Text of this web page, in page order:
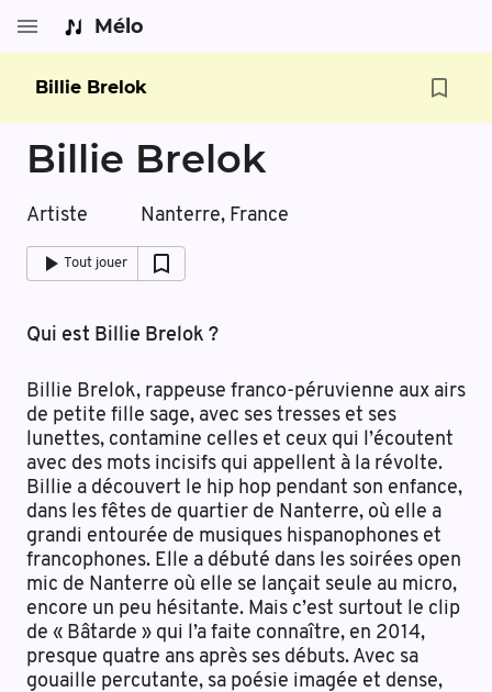
Mélo
Billie Brelok
Billie Brelok
Artiste Nanterre, France
Tout jouer
Qui est Billie Brelok ?
Billie Brelok, rappeuse franco-péruvienne aux airs
de petite fille sage, avec ses tresses et ses
lunettes, contamine celles et ceux qui l’écoutent
avec des mots incisifs qui appellent à la révolte.
Billie a découvert le hip hop pendant son enfance,
dans les fêtes de quartier de Nanterre, où elle a
grandi entourée de musiques hispanophones et
francophones. Elle a débuté dans les soirées open
mic de Nanterre où elle se lançait seule au micro,
encore un peu hésitante. Mais c’est surtout le clip
de « Bâtarde » qui l’a faite connaître, en 2014,
presque quatre ans après ses débuts. Avec sa
gouaille percutante, sa poésie imagée et dense,